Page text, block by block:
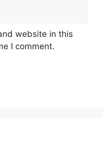
website in this
I comment.